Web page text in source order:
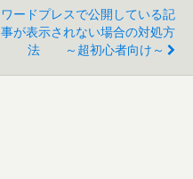
ワードプレスで公開している記
事が表示されない場合の対処方
法 ～超初心者向け～